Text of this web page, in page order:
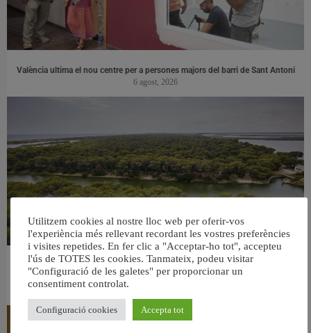
València ultima el nou centre per a persones majors del barri de Sant Antoni
6 agost, 2026
València retira prop de 15.000 litres de residus de la Devesa durant el mes de
juliol
Utilitzem cookies al nostre lloc web per oferir-vos
l'experiència més rellevant recordant les vostres preferències
i visites repetides. En fer clic a "Acceptar-ho tot", accepteu
l'ús de TOTES les cookies. Tanmateix, podeu visitar
"Configuració de les galetes" per proporcionar un
consentiment controlat.
Configuració cookies Accepta tot